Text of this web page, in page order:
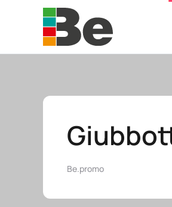
Skip to main content
Be.promo